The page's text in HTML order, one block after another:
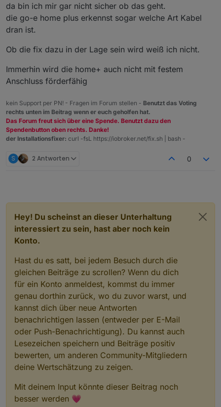
nachbauen willat mit einem Extra Zähler in der
Hausverteilung (z.B. einen Shelly3EM, der auch dann in
die KFW Förderung reinfallen würde) Automatisch
Programierung über iobroker machen würde...
Was natürlich nicht geht... die Wallbox so umbauen das
man sie auch portabel nutzen könnte (was man mit dem
go-e homefix machen kann ;-) )
da bin ich mir gar nicht sicher ob das geht.
die go-e home plus erkennst sogar welche Art Kabel
dran ist.
Ob die fix dazu in der Lage sein wird weiß ich nicht.
Immerhin wird die home+ auch nicht mit festem
Anschluss förderfähig
kein Support per PN! - Fragen im Forum stellen - Benutzt das Voting
rechts unten im Beitrag wenn er euch geholfen hat.
Das Forum freut sich über eine Spende. Benutzt dazu den
Spendenbutton oben rechts. Danke!
der Installationsfixer: curl -fsL https://iobroker.net/fix.sh | bash -
S 2 Antworten 0
Hey! Du scheinst an dieser Unterhaltung
interessiert zu sein, hast aber noch kein
Konto.
Hast du es satt, bei jedem Besuch durch die
gleichen Beiträge zu scrollen? Wenn du dich
für ein Konto anmeldest, kommst du immer
genau dorthin zurück, wo du zuvor warst, und
kannst dich über neue Antworten
benachrichtigen lassen (entweder per E-Mail
oder Push-Benachrichtigung). Du kannst auch
Lesezeichen speichern und Beiträge positiv
bewerten, um anderen Community-Mitgliedern
deine Wertschätzung zu zeigen.
Mit deinem Input könnte dieser Beitrag noch
besser werden 💗